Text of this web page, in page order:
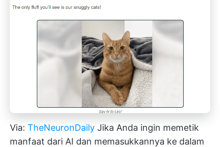
Via: TheNeuronDaily Jika Anda ingin memetik
manfaat dari AI dan memasukkannya ke dalam